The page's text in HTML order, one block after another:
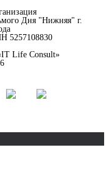
Дня "Нижняя" г.
5257108830
Life Consult»